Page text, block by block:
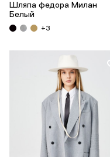
Шляпа федора Милан
Белый
+3